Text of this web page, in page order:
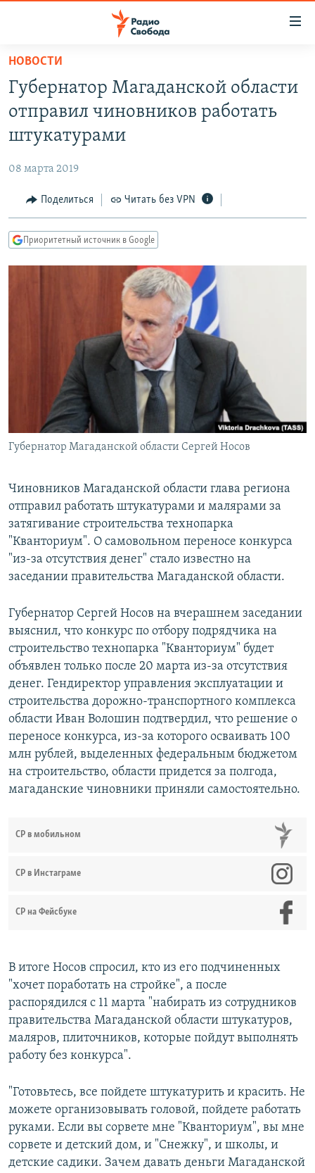
упрощенного
доступа
основному
Вернутся
Вернутся
ПРОГРАММЫ
ПОДКАСТЫ
АВТОРСКИЕ ПРОЕКТЫ
МНЕНИЯ
КУЛЬТУРА
КАВКАЗ.РЕАЛИИ
РАСПИСАНИЕ ВЕЩАНИЯ
ПОДПИШИТЕСЬ НА РАССЫЛКУ
СОЦИАЛЬНЫЕ СЕТИ
Все сайты РСЕ/РС
НОВОСТИ
Губернатор Магаданской области
отправил чиновников работать
штукатурами
08 марта 2019
Поделиться Читать без VPN
Приоритетный источник в Google
Губернатор Магаданской области Сергей Носов
Чиновников Магаданской области глава региона
отправил работать штукатурами и малярами за
затягивание строительства технопарка
"Кванториум". О самовольном переносе конкурса
"из-за отсутствия денег" стало известно на
заседании правительства Магаданской области.
Губернатор Сергей Носов на вчерашнем заседании
выяснил, что конкурс по отбору подрядчика на
строительство технопарка "Кванториум" будет
объявлен только после 20 марта из-за отсутствия
денег. Гендиректор управления эксплуатации и
строительства дорожно-транспортного комплекса
области Иван Волошин подтвердил, что решение о
переносе конкурса, из-за которого осваивать 100
млн рублей, выделенных федеральным бюджетом
на строительство, области придется за полгода,
магаданские чиновники приняли самостоятельно.
СР в мобильном
СР в Инстаграме
СР на Фейсбуке
В итоге Носов спросил, кто из его подчиненных
"хочет поработать на стройке", а после
распорядился с 11 марта "набирать из сотрудников
правительства Магаданской области штукатуров,
маляров, плиточников, которые пойдут выполнять
работу без конкурса".
"Готовьтесь, все пойдете штукатурить и красить. Не
можете организовывать головой, пойдете работать
руками. Если вы сорвете мне "Кванториум", вы мне
сорвете и детский дом, и "Снежку", и школы, и
детские садики. Зачем давать деньги Магаданской